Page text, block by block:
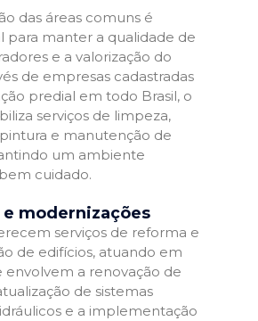
das áreas comuns é
para manter a qualidade de
e a valorização do
de empresas cadastradas
predial em todo Brasil, o
serviços de limpeza,
e manutenção de
um ambiente
cuidado.
modernizações
serviços de reforma e
de edifícios, atuando em
envolvem a renovação de
de sistemas
e a implementação